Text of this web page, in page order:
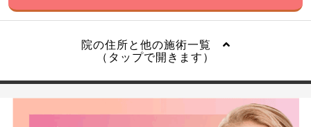
院の住所と他の施術一覧
（タップで開きます）